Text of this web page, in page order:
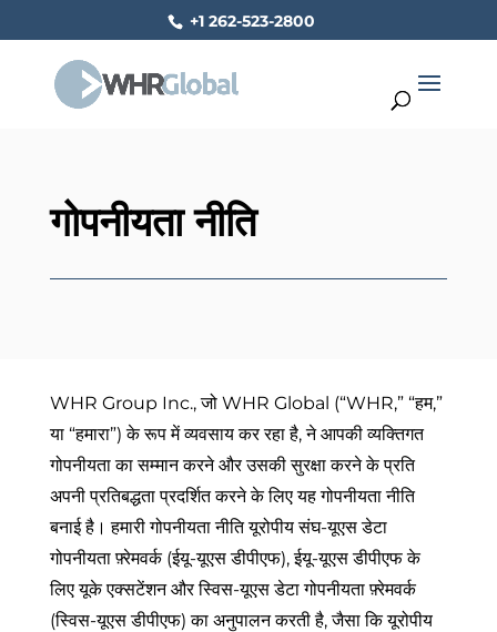
+1 262-523-2800
गोपनीयता नीति
WHR Group Inc., जो WHR Global (“WHR,” “हम,”
या “हमारा”) के रूप में व्यवसाय कर रहा है, ने आपकी व्यक्तिगत
गोपनीयता का सम्मान करने और उसकी सुरक्षा करने के प्रति
अपनी प्रतिबद्धता प्रदर्शित करने के लिए यह गोपनीयता नीति
बनाई है। हमारी गोपनीयता नीति यूरोपीय संघ-यूएस डेटा
गोपनीयता फ़्रेमवर्क (ईयू-यूएस डीपीएफ), ईयू-यूएस डीपीएफ के
लिए यूके एक्सटेंशन और स्विस-यूएस डेटा गोपनीयता फ़्रेमवर्क
(स्विस-यूएस डीपीएफ) का अनुपालन करती है, जैसा कि यूरोपीय